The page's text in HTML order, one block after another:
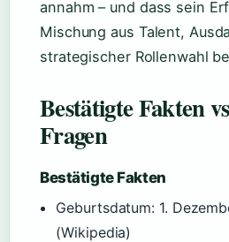
annahm – und dass sein
Mischung aus Talent,
strategischer Rollenwahl
Bestätigte Fakten
Fragen
Bestätigte Fakten
Geburtsdatum: 1.
(Wikipedia)